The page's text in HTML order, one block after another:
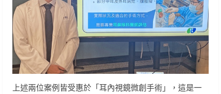
上述兩位案例皆受惠於「耳內視鏡微創手術」，這是一